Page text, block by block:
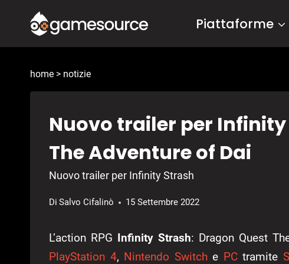
contenuto
Piattaforme
home > notizie
Nuovo trailer per
The Adventure of Dai
Nuovo trailer per Infinity Strash
Di Salvo Cifalinò 15 Settembre 2022
L’action RPG Infinity Strash: Dragon Quest
PlayStation 4, Nintendo Switche PCtramite